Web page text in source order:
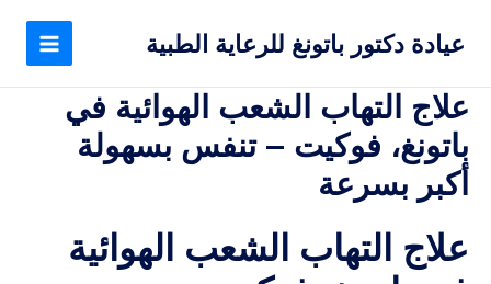
المحتوى
عيادة دكتور باتونغ للرعاية الطبية
MAIN
علاج التهاب الشعب الهوائية في
باتونغ، فوكيت – تنفس بسهولة
أكبر بسرعة
علاج التهاب الشعب الهوائية